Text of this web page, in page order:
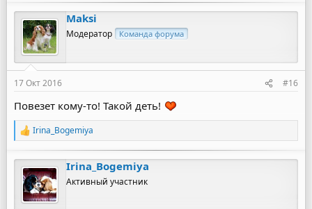
а
к
ц
и
и
:
Maksi
Модератор Команда форума
17 Окт 2016 #16
Повезет кому-то! Такой деть!
Р
а
к
ц
и
и
Irina_Bogemiya
Irina_Bogemiya
Активный участник